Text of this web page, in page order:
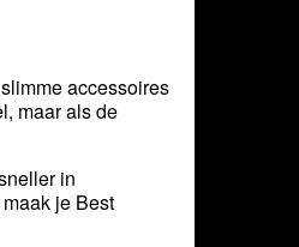
accessoires
maar als de
in
je Best